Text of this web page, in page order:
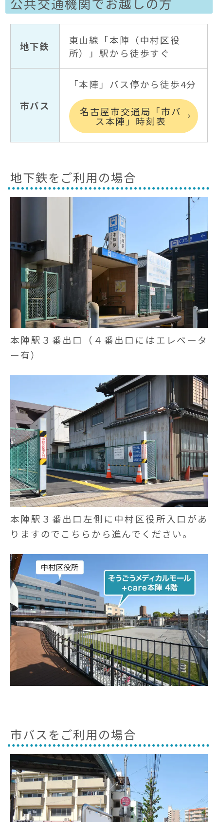
地下鉄
東山線「本陣（中村区役
所）」駅から徒歩すぐ
市バス
「本陣」バス停から徒歩4分
名古屋市交通局「市バ
ス本陣」時刻表
地下鉄をご利用の場合
本陣駅３番出口（４番出口にはエレベータ
ー有）
本陣駅３番出口左側に中村区役所入口があ
りますのでこちらから進んでください。
市バスをご利用の場合